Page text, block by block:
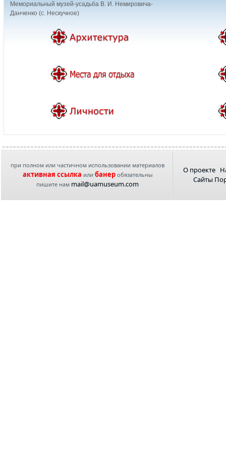
Мемориальный музей-усадьба В. И. Немировича-
Данченко (с. Нескучное)
при полном или частичном использовании материалов
активная ссылка или банеробязательны
пишите нам mail@uamuseum.com
О проекте
Сайты